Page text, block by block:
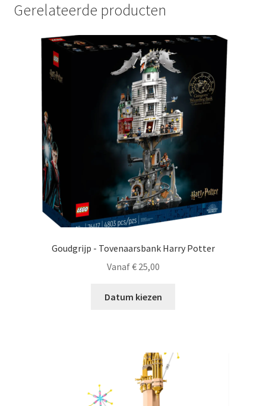
Gerelateerde producten
Goudgrijp - Tovenaarsbank Harry Potter
Vanaf€25,00
Datum kiezen